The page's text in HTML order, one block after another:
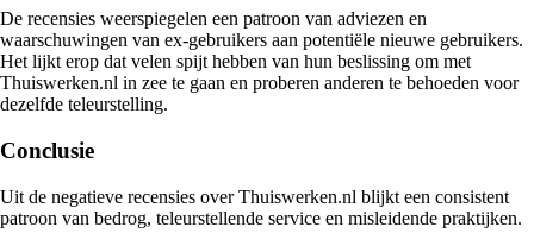
De recensies weerspiegelen een patroon van adviezen en
waarschuwingen van ex-gebruikers aan potentiële nieuwe gebruikers.
Het lijkt erop dat velen spijt hebben van hun beslissing om met
Thuiswerken.nl in zee te gaan en proberen anderen te behoeden voor
dezelfde teleurstelling.
Conclusie
Uit de negatieve recensies over Thuiswerken.nl blijkt een consistent
patroon van bedrog, teleurstellende service en misleidende praktijken.